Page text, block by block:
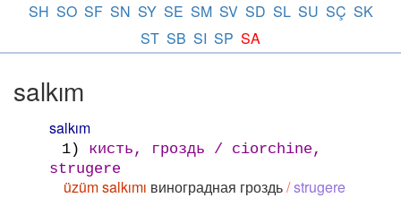
SH SO SF SN SY SE SM SV SD SL SU SÇ SK
ST SB SI SP SA
salkım
salkım
1)
кисть, гроздь / ciorchine,
strugere
üzüm salkımı виноградная гроздь/strugere